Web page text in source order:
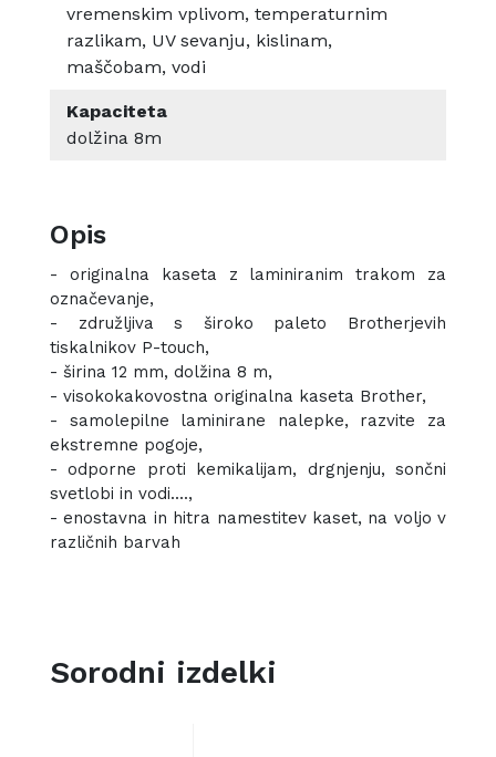
vremenskim vplivom, temperaturnim
razlikam, UV sevanju, kislinam,
maščobam, vodi
Kapaciteta
dolžina 8m
Opis
- originalna kaseta z laminiranim trakom za
označevanje,
- združljiva s široko paleto Brotherjevih
tiskalnikov P-touch,
- širina 12 mm, dolžina 8 m,
- visokokakovostna originalna kaseta Brother,
- samolepilne laminirane nalepke, razvite za
ekstremne pogoje,
- odporne proti kemikalijam, drgnjenju, sončni
svetlobi in vodi....,
- enostavna in hitra namestitev kaset, na voljo v
različnih barvah
Sorodni izdelki